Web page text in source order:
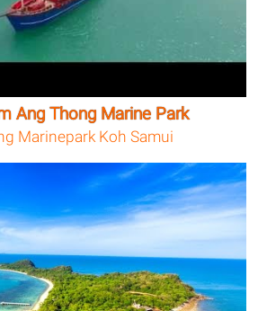
Ang Thong Marine Park
Marinepark Koh Samui